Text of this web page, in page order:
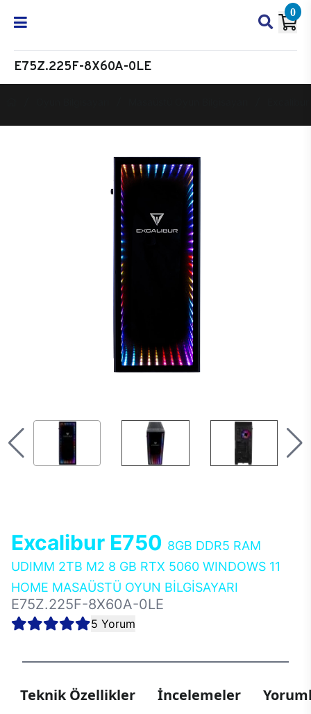
0
E75Z.225F-8X60A-0LE
Excalibur E750 8GB DDR5 RAM
UDIMM 2TB M2 8 GB RTX 5060 WINDOWS 11
HOME MASAÜSTÜ OYUN BİLGİSAYARI
E75Z.225F-8X60A-0LE
5 Yorum
Teknik Özellikler İncelemeler